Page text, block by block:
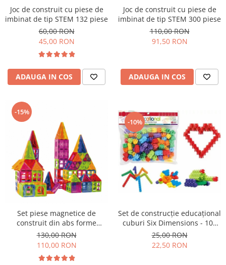
Joc de construit cu piese de
imbinat de tip STEM 132 piese
60,00 RON
45,00 RON
ADAUGA IN COS
Joc de construit cu piese de
imbinat de tip STEM 300 piese
110,00 RON
91,50 RON
ADAUGA IN COS
-15%
Set piese magnetice de
construit din abs forme
geometrice Magnetic Tiles 88
de piese
130,00 RON
110,00 RON
-10%
Set de construcţie educaţional
cuburi Six Dimensions - 100
de piese
25,00 RON
22,50 RON